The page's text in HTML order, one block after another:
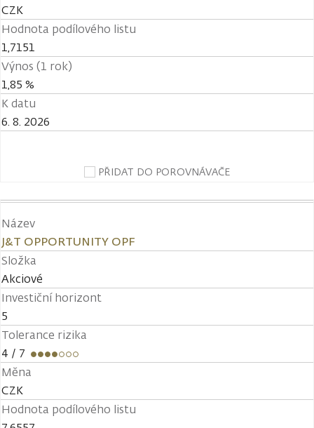
CZK
Hodnota podílového listu
1,7151
Výnos (1 rok)
1,85 %
K datu
6. 8. 2026
PŘIDAT DO POROVNÁVAČE
Název
J&T OPPORTUNITY OPF
Složka
Akciové
Investiční horizont
5
Tolerance rizika
4 / 7
Měna
CZK
Hodnota podílového listu